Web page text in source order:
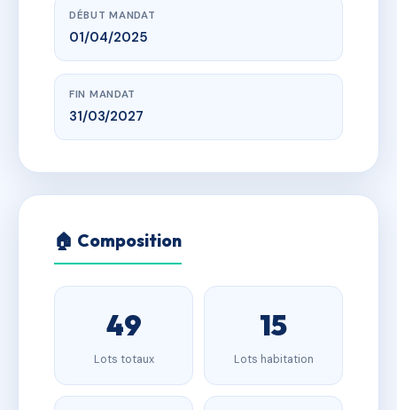
DÉBUT MANDAT
01/04/2025
FIN MANDAT
31/03/2027
🏠 Composition
49
Lots totaux
15
Lots habitation